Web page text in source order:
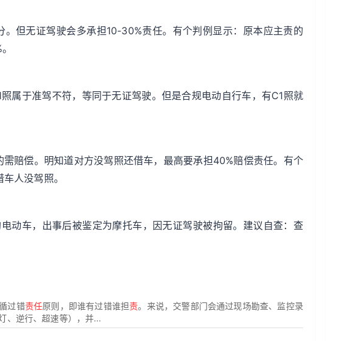
但无证驾驶会多承担10-30%责任。有个判例显示：原本应主责的
属于准驾不符，等同于无证驾驶。但是合规电动自行车，有C1照就
赔偿。明知道对方没驾照还借车，最高要承担40%赔偿责任。有个
人没驾照。
动车，出事后被鉴定为摩托车，因无证驾驶被拘留。建议自查：查
过错责任原则，即谁有过错谁担责。来说，交警部门会通过现场勘查、监控录
、逆行、超速等），并...